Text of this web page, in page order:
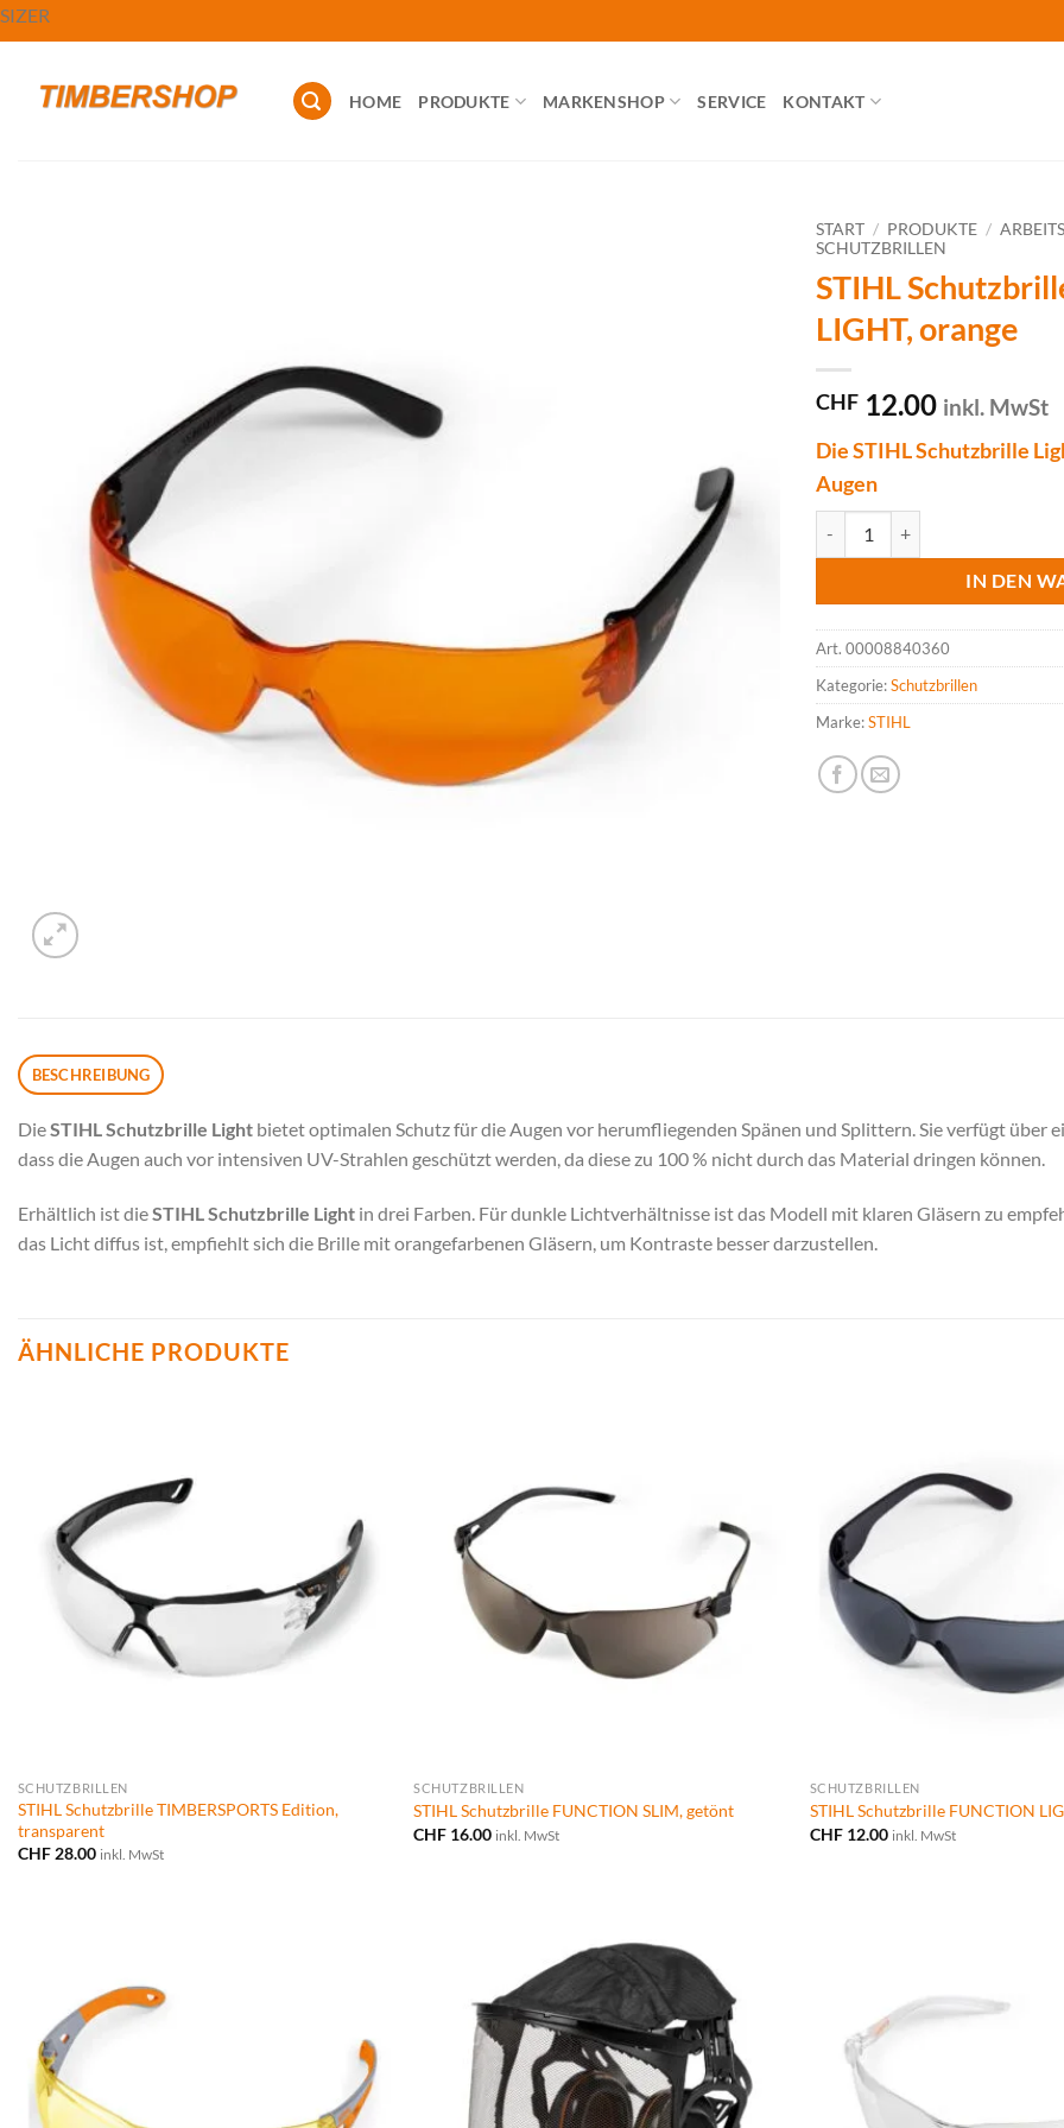
Zum
Inhalt
HOME PRODUKTE MARKENSHOP SERVICE KONTAKT
START / PRODUKTE /
SCHUTZBRILLEN
STIHL
LIGHT, orange
CHF 12.00 inkl. MwSt
Die STIHL Schutzbrille
Augen
IN DEN
Art. 00008840360
Kategorie:Schutzbrillen
Marke:STIHL
BESCHREIBUNG
DieSTIHL Schutzbrille Light bietet optimalen Schutz für die Augen vor herumfliegenden Spänen und Splittern. Sie verfügt über
dass die Augen auch vor intensiven UV-Strahlen geschützt werden, da diese zu 100 % nicht durch das Material dringen können.
Erhältlich ist dieSTIHL Schutzbrille Light in drei Farben. Für dunkle Lichtverhältnisse ist das Modell mit klaren Gläsern zu
das Licht diffus ist, empfiehlt sich die Brille mit orangefarbenen Gläsern, um Kontraste besser darzustellen.
ÄHNLICHE PRODUKTE
SCHUTZBRILLEN
STIHL Schutzbrille TIMBERSPORTS Edition,
transparent
CHF28.00 inkl. MwSt
SCHUTZBRILLEN
STIHL Schutzbrille FUNCTION SLIM, getönt
CHF 16.00 inkl. MwSt
SCHUTZBRILLEN
STIHL Schutzbrille FUNCTION
CHF12.00 inkl. MwSt
SIZER